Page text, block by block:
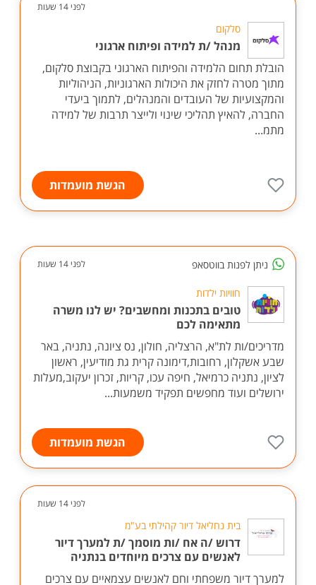
לפני 14 שעות
סלקום
מנהל /ת למידה ופיתוח ארגוני
הובלת תחום הלמידה והפיתוח הארגוני בקבוצת סלקום,
מתוך מטרה לחזק את היכולות הארגוניות, הניהוליות
והמקצועיות של העובדים והמנהלים, לתמוך ביעדי
החברה, להאיץ תהליכי שינוי ולייצר תרבות של למידה
מתמ...
הגשת מועמדות
ניתן לפנות בווטסאפ לפני 14 שעות
חוויות ילדות
טובים בתכנות ומחשבים? יש לנו משרה
מתאימה לכם
מדריכים/ות לת"א, הרצליה, חולון, נס ציונה, נתניה, באר
שבע אשקלון, רחובות,דימונה קרית גת מודיעין, ראשון
לציון, נתניה כרמיאל, חיפה עכו, קריות, זכרון יעקוב,מעלות
ירושלים ועוד מחפשים תפקיד משמעות...
הגשת מועמדות
לפני 14 שעות
בית נחליאל דיור קהילתי בע"מ
דרוש /ה אח /ות מוסמך /ת למערך דיור
לאנשים עם צרכים מיוחדים בנתניה
למערך דיור משפחתי וחם לאנשים עצמאיים עם צרכים